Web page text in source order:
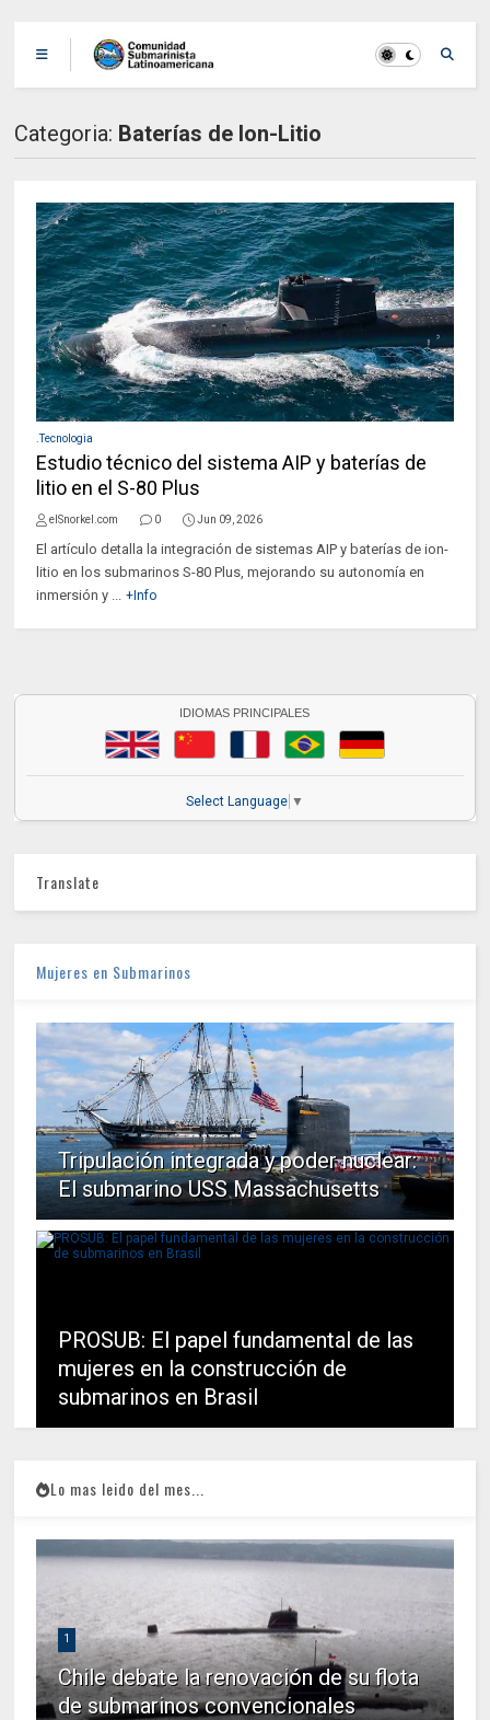
Categoria: Baterías de Ion-Litio
.Tecnologia
Estudio técnico del sistema AIP y baterías de
litio en el S-80 Plus
elSnorkel.com 0 Jun 09, 2026
El artículo detalla la integración de sistemas AIP y baterías de ion-
litio en los submarinos S-80 Plus, mejorando su autonomía en
inmersión y ... +Info
IDIOMAS PRINCIPALES
Select Language ▼
Translate
Mujeres en Submarinos
Tripulación integrada y poder nuclear:
El submarino USS Massachusetts
PROSUB: El papel fundamental de las
mujeres en la construcción de
submarinos en Brasil
Lo mas leido del mes...
1
Chile debate la renovación de su flota
de submarinos convencionales